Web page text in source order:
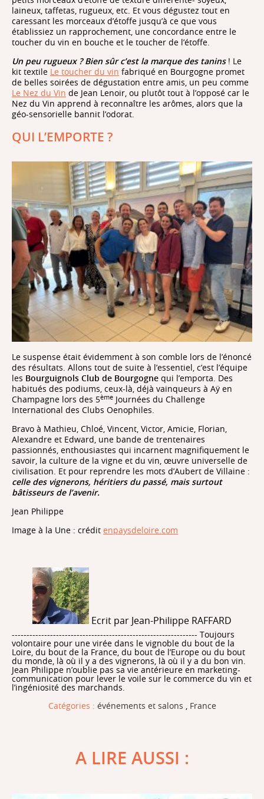
laineux, taffetas, rugueux, etc. Et vous dégustez tout en
caressant les morceaux d’étoffe jusqu’à ce que vous
établissiez un rapprochement, une concordance entre le
toucher du vin en bouche et le toucher de l’étoffe.
Un peu rugueux ? Bien sûr c’est la marque des tanins ! Le
kit textile Le toucher du vin fabriqué en Bourgogne promet
de belles soirées de dégustation entre amis, un peu comme
Le Nez du Vin de Jean Lenoir, ou plutôt tout à l’opposé car le
Nez du Vin apprend à reconnaître les arômes, alors que la
géo-sensorielle bannit l’odorat.
QUI L’EMPORTE ?
Le suspense était évidemment à son comble lors de l’énoncé
des résultats. Allons tout de suite à l’essentiel, c’est l’équipe
les Bourguignols Club de Bourgogne qui l’emporta. Des
habitués des podiums, ceux-là, déjà vainqueurs à Aÿ en
Champagne lors des 5ème Journées du Challenge
International des Clubs Oenophiles.
Bravo à Mathieu, Chloé, Vincent, Victor, Amicie, Florian,
Alexandre et Edward, une bande de trentenaires
passionnés, enthousiastes qui incarnent magnifiquement le
savoir, la culture de la vigne et du vin, œuvre universelle de
civilisation. Et pour reprendre les mots d’Aubert de Villaine :
celle des vignerons, héritiers du passé, mais surtout
bâtisseurs de l’avenir.
Jean Philippe
Image à la Une : crédit enpaysdeloire.com
Ecrit par Jean-Philippe RAFFARD
--------------------------------------------------------------- Toujours
volontaire pour une virée dans le vignoble du bout de la
Loire, du bout de la France, du bout de l’Europe ou du bout
du monde, là où il y a des vignerons, là où il y a du bon vin.
Jean Philippe n’oublie pas sa vie antérieure en marketing-
communication pour lever le voile sur le commerce du vin et
l’ingéniosité des marchands.
Catégories : événements et salons , France
A LIRE AUSSI :